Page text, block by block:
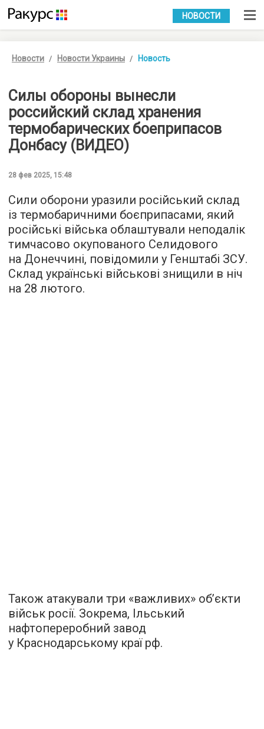
УКР РУС
НОВОСТИ
Новости Новости Украины Новость
Силы обороны вынесли
российский склад хранения
термобарических боеприпасов
Донбасу (ВИДЕО)
28 фев 2025, 15:48
Сили оборони уразили російський склад
із термобаричними боєприпасами, який
російські війська облаштували неподалік
тимчасово окупованого Селидового
на Донеччині, повідомили у Генштабі ЗСУ.
Склад українські військові знищили в ніч
на 28 лютого.
Також атакували три «важливих» обʼєкти
військ росії. Зокрема, Ільський
нафтопереробний завод
у Краснодарському краї рф.